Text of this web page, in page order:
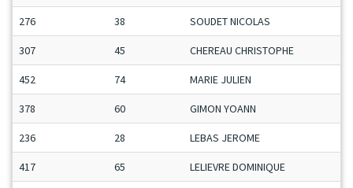
276 38 SOUDET NICOLAS
307 45 CHEREAU CHRISTOPHE
452 74 MARIE JULIEN
378 60 GIMON YOANN
236 28 LEBAS JEROME
417 65 LELIEVRE DOMINIQUE